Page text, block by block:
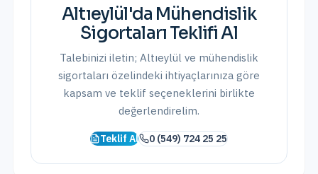
Altıeylül'da Mühendislik
Sigortaları Teklifi Al
Talebinizi iletin; Altıeylül ve mühendislik
sigortaları özelindeki ihtiyaçlarınıza göre
kapsam ve teklif seçeneklerini birlikte
değerlendirelim.
Teklif Al 0 (549) 724 25 25